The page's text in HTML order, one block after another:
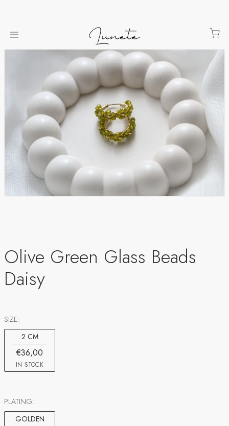
Olive Green Glass Beads
Daisy
SIZE:
2 CM
€36,00
IN STOCK
PLATING:
GOLDEN